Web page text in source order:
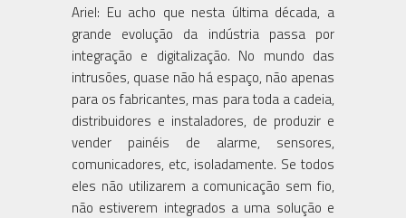
Ariel: Eu acho que nesta última década, a
grande evolução da indústria passa por
integração e digitalização. No mundo das
intrusões, quase não há espaço, não apenas
para os fabricantes, mas para toda a cadeia,
distribuidores e instaladores, de produzir e
vender painéis de alarme, sensores,
comunicadores, etc, isoladamente. Se todos
eles não utilizarem a comunicação sem fio,
não estiverem integrados a uma solução e